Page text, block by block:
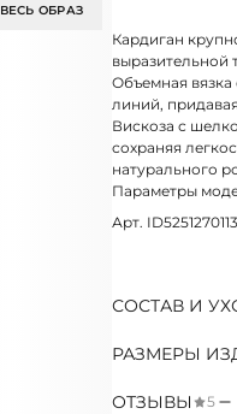
ВЕСЬ ОБРАЗ
Кардиган
выразительной
Объемная
линий,
Вискоза с
сохраняя
натурального
Параметры
Арт. ID5251270113
СОСТАВ И
РАЗМЕРЫ
ОТЗЫВЫ 5